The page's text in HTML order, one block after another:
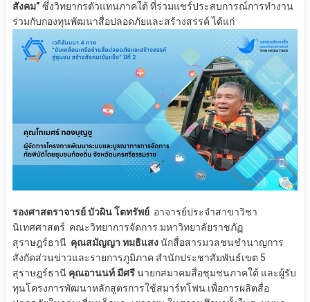
สังคม” ซึ่งวิทยากรตัวแทนภาคใต้ ที่ร่วมแชร์ประสบการณ์การทำงาน
ร่วมกับกองทุนพัฒนาสื่อปลอดภัยและสร้างสรรค์ ได้แก่
รองศาสตราจารย์ บัวผิน โตทรัพย์ อาจารย์ประจำสาขาวิชา
นิเทศศาสตร์ คณะวิทยาการจัดการ มหาวิทยาลัยราชภัฏ
สุราษฎร์ธานี คุณสมัญญา ทมธิแสงนักสื่อสารมวลชนชำนาญการ
สังกัดส่วนข่าวและรายการภูมิภาค สำนักประชาสัมพันธ์เขต 5
สุราษฎร์ธานี คุณอานนท์ มีศรีนายกสมาคมสื่อชุมชนภาคใต้ และผู้รับ
ทุนโครงการพัฒนาหลักสูตรการใช้สมาร์ทโฟน เพื่อการผลิตสื่อ